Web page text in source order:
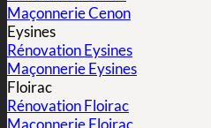
Maçonnerie Cenon
Eysines
Rénovation Eysines
Maçonnerie Eysines
Floirac
Rénovation Floirac
Maçonnerie Floirac